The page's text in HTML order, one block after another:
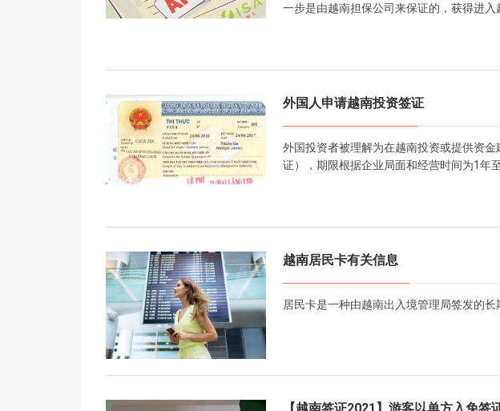
一步是由越南担保公司来保证的，获得进
外国人申请越南投资签证
外国投资者被理解为在越南投资或提供资
证），期限根据企业局面和经营时间为1年至
越南居民卡有关信息
居民卡是一种由越南出入境管理局签发的